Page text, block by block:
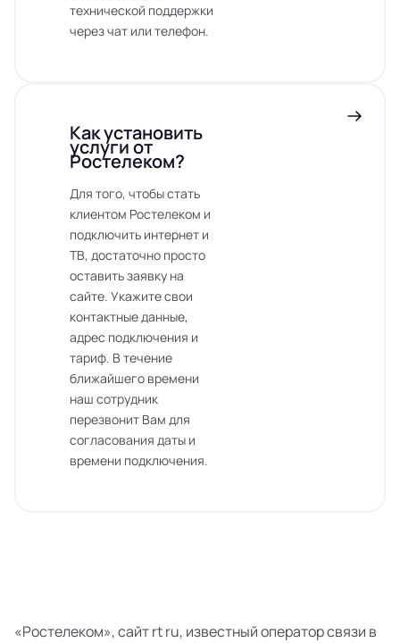
технической поддержки
через чат или телефон.
Как установить
услуги от
Ростелеком?
Для того, чтобы стать
клиентом Ростелеком и
подключить интернет и
ТВ, достаточно просто
оставить заявку на
сайте. Укажите свои
контактные данные,
адрес подключения и
тариф. В течение
ближайшего времени
наш сотрудник
перезвонит Вам для
согласования даты и
времени подключения.
«Ростелеком», сайт rt ru, известный оператор связи в